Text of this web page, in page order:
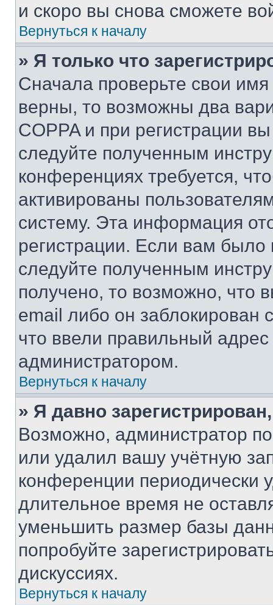
и скоро вы снова сможете
Вернуться к началу
» Я только что
Сначала проверьте свои
верны, то возможны два
COPPA и при регистрации
следуйте полученным
конференциях требуется,
активированы
систему. Эта информация
регистрации. Если вам
следуйте полученным
получено, то возможно, что
email либо он
что ввели правильный адрес
администратором.
Вернуться к началу
» Я давно
Возможно, администратор
или удалил вашу учётную
конференции периодически
длительное время не
уменьшить размер базы
попробуйте
дискуссиях.
Вернуться к началу